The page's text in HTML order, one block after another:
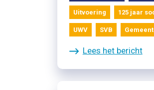
Uitvoering 125 jaar
UWV SVB
Lees het bericht